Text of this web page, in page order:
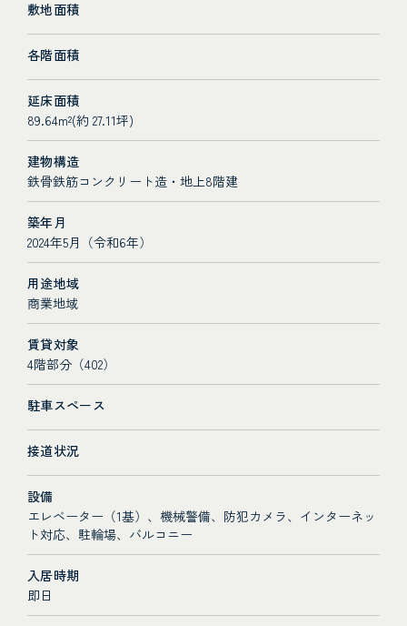
敷地面積
各階面積
延床面積
89.64m²(約 27.11坪)
建物構造
鉄骨鉄筋コンクリート造・地上8階建
築年月
2024年5月（令和6年）
用途地域
商業地域
賃貸対象
4階部分（402）
駐車スペース
接道状況
設備
エレベーター（1基）、機械警備、防犯カメラ、インターネッ
ト対応、駐輪場、バルコニー
入居時期
即日